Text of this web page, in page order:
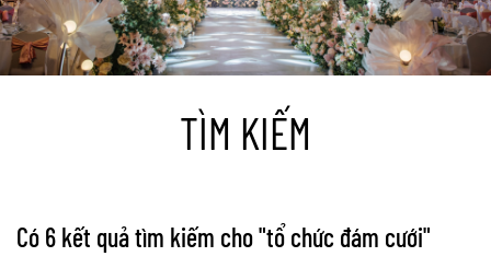
TÌM KIẾM
Có 6 kết quả tìm kiếm cho "tổ chức đám cưới"